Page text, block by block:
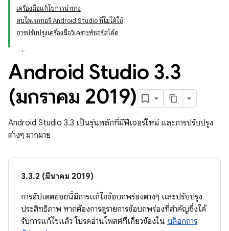
เครื่องมือแก้ไขการนำทาง
ลบไดเรกทอรี Android Studio ที่ไม่ได้ใช้
การปรับปรุงเครื่องมือวิเคราะห์ซอร์สโค้ด
Android Studio 3.3
(มกราคม 2019)
Android Studio 3.3 เป็นรุ่นหลักที่มีฟีเจอร์ใหม่ และการปรับปรุง
ต่างๆ มากมาย
3.3.2 (มีนาคม 2019)
การอัปเดตย่อยนี้มีการแก้ไขข้อบกพร่องต่างๆ และปรับปรุง
ประสิทธิภาพ หากต้องการดูรายการข้อบกพร่องที่สำคัญซึ่งได้
รับการแก้ไขแล้ว โปรดอ่านโพสต์ที่เกี่ยวข้องใน บล็อกการ